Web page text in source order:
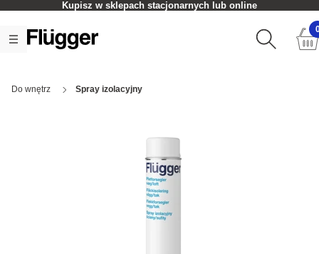
Kupisz w sklepach stacjonarnych lub online
Do wnętrz Spray izolacyjny